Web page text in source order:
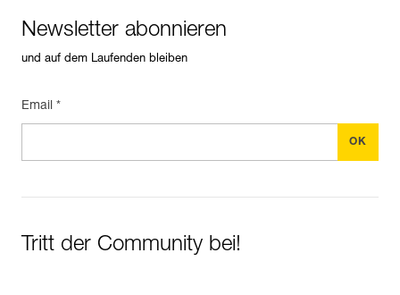
Newsletter abonnieren
und auf dem Laufenden bleiben
Email *
Tritt der Community bei!